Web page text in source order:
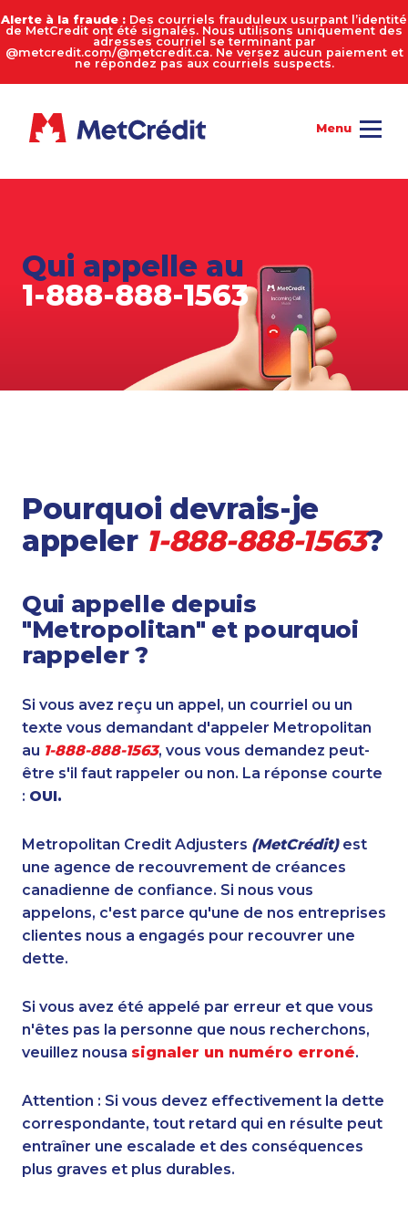
Alerte à la fraude : Des courriels frauduleux usurpant l’identité
de MetCredit ont été signalés. Nous utilisons uniquement des
adresses courriel se terminant par
@metcredit.com/@metcredit.ca. Ne versez aucun paiement et
ne répondez pas aux courriels suspects.
Qui appelle au
1-888-888-1563
Pourquoi devrais-je
appeler 1-888-888-1563?
Qui appelle depuis
"Metropolitan" et pourquoi
rappeler ?
Si vous avez reçu un appel, un courriel ou un
texte vous demandant d'appeler Metropolitan
au 1-888-888-1563, vous vous demandez peut-
être s'il faut rappeler ou non. La réponse courte
: OUI.
Metropolitan Credit Adjusters (MetCrédit)est
une agence de recouvrement de créances
canadienne de confiance. Si nous vous
appelons, c'est parce qu'une de nos entreprises
clientes nous a engagés pour recouvrer une
dette.
Si vous avez été appelé par erreur et que vous
n'êtes pas la personne que nous recherchons,
veuillez nousa signaler un numéro erroné.
Attention : Si vous devez effectivement la dette
correspondante, tout retard qui en résulte peut
entraîner une escalade et des conséquences
plus graves et plus durables.